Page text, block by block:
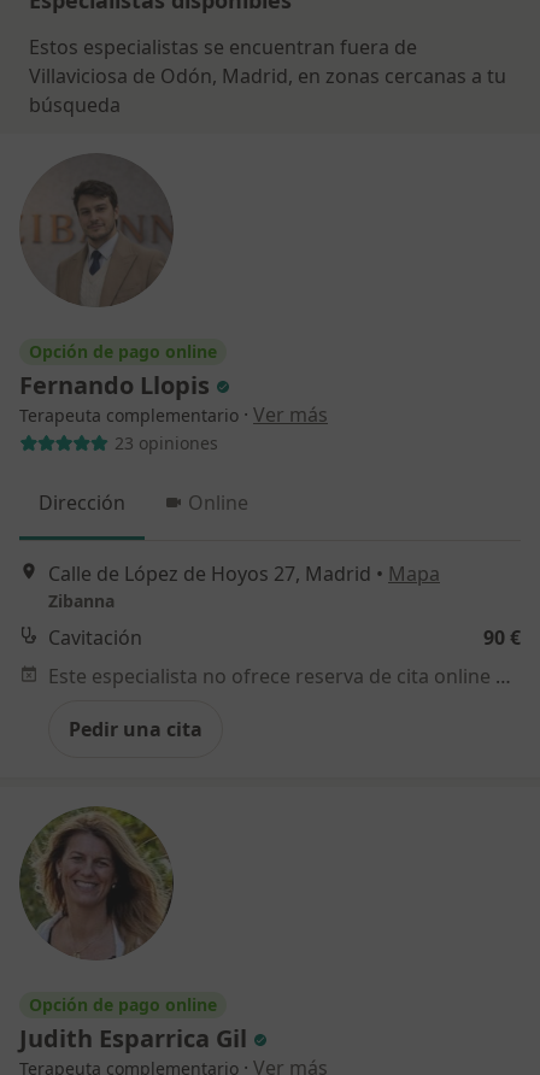
Estos especialistas se encuentran fuera de
Villaviciosa de Odón, Madrid, en zonas cercanas a tu
búsqueda
Opción de pago online
Fernando Llopis
Terapeuta complementario · Ver más
23 opiniones
Dirección Online
Calle de López de Hoyos 27, Madrid • Mapa
Zibanna
Cavitación
90 €
Este especialista no ofrece reserva de cita online en esta dirección.
Pedir una cita
Opción de pago online
Judith Esparrica Gil
Terapeuta complementario · Ver más